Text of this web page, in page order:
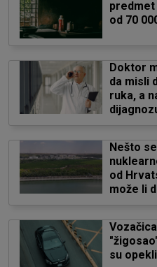
od 70
Doktor
da misli
ruka, a
Nešto
od
može li
su